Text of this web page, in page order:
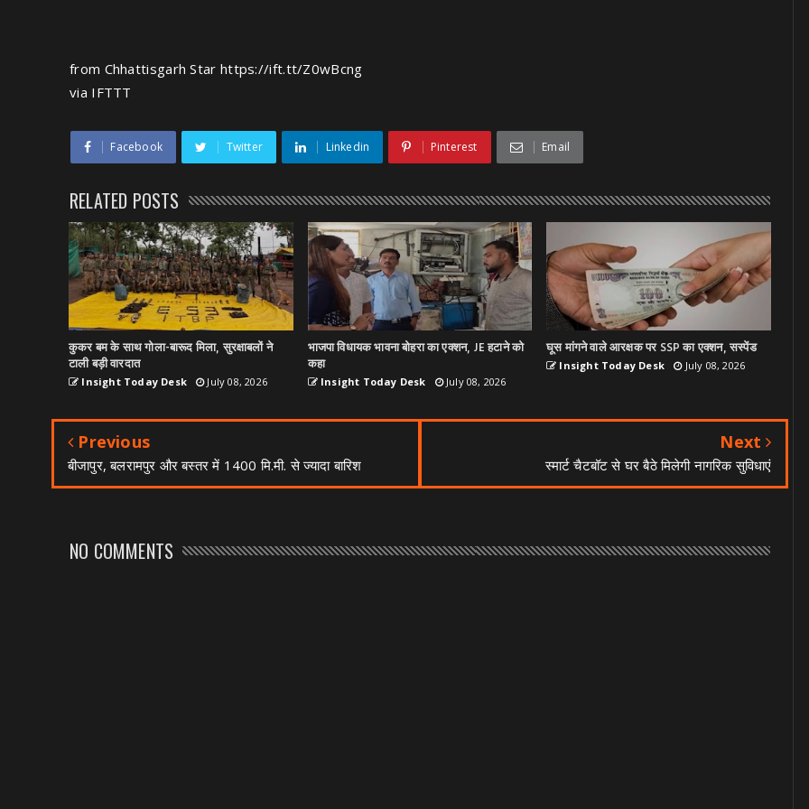
from Chhattisgarh Star https://ift.tt/Z0wBcng
via IFTTT
Facebook Twitter Linkedin Pinterest Email
RELATED POSTS
कुकर बम के साथ गोला-बारूद मिला, सुरक्षाबलों ने
टाली बड़ी वारदात
Insight Today Desk July 08, 2026
भाजपा विधायक भावना बोहरा का एक्शन, JE हटाने को
कहा
Insight Today Desk July 08, 2026
घूस मांगने वाले आरक्षक पर SSP का एक्शन, सस्पेंड
Insight Today Desk July 08, 2026
Previous
बीजापुर, बलरामपुर और बस्तर में 1400 मि.मी. से ज्यादा बारिश
Next
स्मार्ट चैटबॉट से घर बैठे मिलेगी नागरिक सुविधाएं
NO COMMENTS